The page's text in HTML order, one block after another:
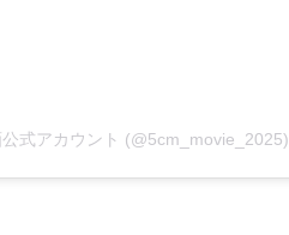
式アカウント (@5cm_movie_2025)